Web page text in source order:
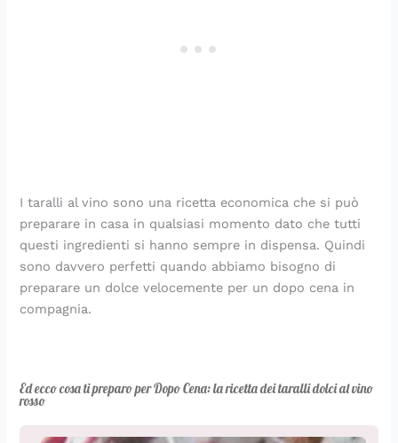
I taralli al vino sono una ricetta economica che si può
preparare in casa in qualsiasi momento dato che tutti
questi ingredienti si hanno sempre in dispensa. Quindi
sono davvero perfetti quando abbiamo bisogno di
preparare un dolce velocemente per un dopo cena in
compagnia.
Ed ecco cosa ti preparo per Dopo Cena: la ricetta dei taralli dolci al vino
rosso